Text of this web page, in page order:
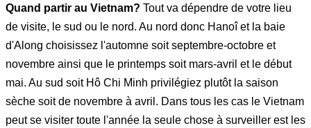
Quand partir au Vietnam? Tout va dépendre de votre lieu
de visite, le sud ou le nord. Au nord donc Hanoî et la baie
d'Along choisissez l'automne soit septembre-octobre et
novembre ainsi que le printemps soit mars-avril et le début
mai. Au sud soit Hô Chi Minh privilégiez plutôt la saison
sèche soit de novembre à avril. Dans tous les cas le Vietnam
peut se visiter toute l'année la seule chose à surveiller est les